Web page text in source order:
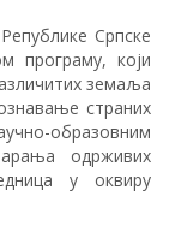
Српске
програму, који
земаља
страних
образовним
одрживих
у оквиру